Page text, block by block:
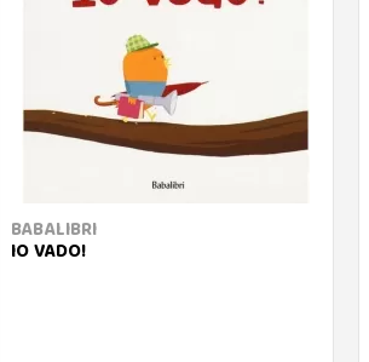
BABALIBRI
IO VADO!